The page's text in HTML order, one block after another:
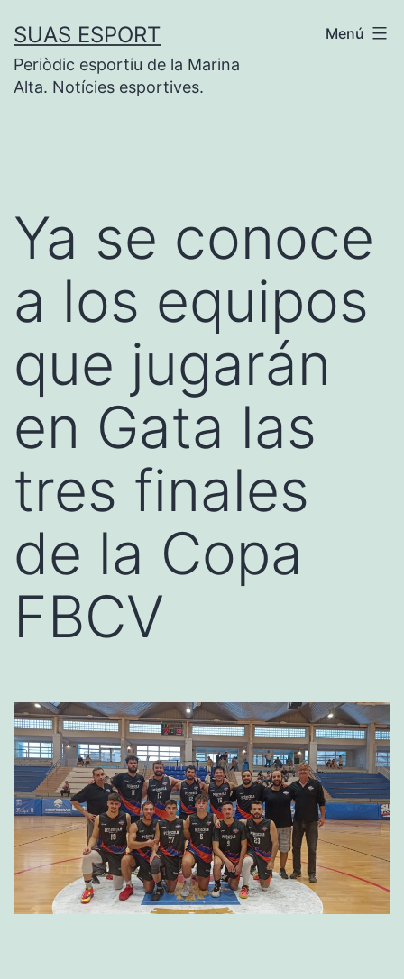
contenido
SUAS ESPORT
Periòdic esportiu de la Marina
Alta. Notícies esportives.
Menú
Ya se conoce
a los equipos
que jugarán
en Gata las
tres finales
de la Copa
FBCV